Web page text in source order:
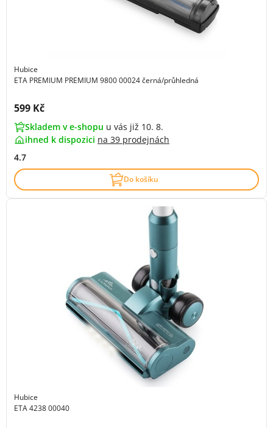
Hubice
ETA PREMIUM PREMIUM 9800 00024 černá/průhledná
Cena s DPH:
599 Kč
Skladem v e-shopu u vás již 10. 8.
ihned k dispozici na 39 prodejnách
4.7
Do košíku
Hubice
ETA 4238 00040